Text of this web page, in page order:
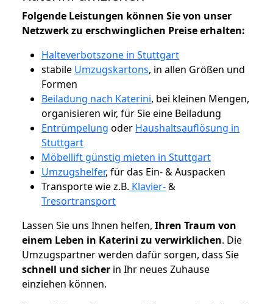
Folgende Leistungen können Sie von unser
Netzwerk zu erschwinglichen Preise erhalten:
Halteverbotszone in Stuttgart
stabile Umzugskartons, in allen Größen und
Formen
Beiladung nach Katerini, bei kleinen Mengen,
organisieren wir, für Sie eine Beiladung
Entrümpelung oder Haushaltsauflösung in
Stuttgart
Möbellift günstig mieten in Stuttgart
Umzugshelfer, für das Ein- & Auspacken
Transporte wie z.B. Klavier-&
Tresortransport
Lassen Sie uns Ihnen helfen, Ihren Traum von
einem Leben in Katerini zu verwirklichen. Die
Umzugspartner werden dafür sorgen, dass Sie
schnell und sicher in Ihr neues Zuhause
einziehen können.